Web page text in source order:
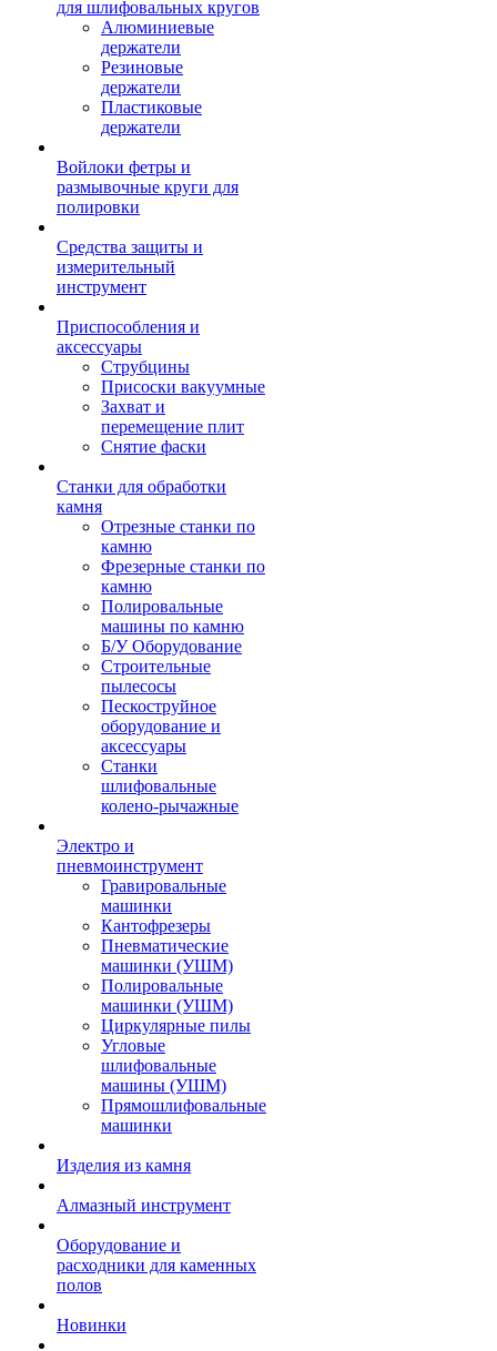
для шлифовальных кругов
Алюминиевые
держатели
Резиновые
держатели
Пластиковые
держатели
Войлоки фетры и
размывочные круги для
полировки
Средства защиты и
измерительный
инструмент
Приспособления и
аксессуары
Струбцины
Присоски вакуумные
Захват и
перемещение плит
Снятие фаски
Станки для обработки
камня
Отрезные станки по
камню
Фрезерные станки по
камню
Полировальные
машины по камню
Б/У Оборудование
Строительные
пылесосы
Пескоструйное
оборудование и
аксессуары
Станки
шлифовальные
колено-рычажные
Электро и
пневмоинструмент
Гравировальные
машинки
Кантофрезеры
Пневматические
машинки (УШМ)
Полировальные
машинки (УШМ)
Циркулярные пилы
Угловые
шлифовальные
машины (УШМ)
Прямошлифовальные
машинки
Изделия из камня
Алмазный инструмент
Оборудование и
расходники для каменных
полов
Новинки